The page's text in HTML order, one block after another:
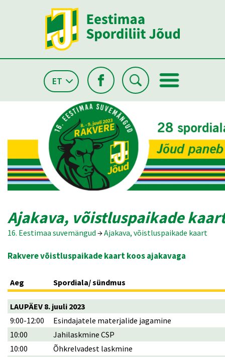
ET
Ajakava, võistluspaikade
16. Eestimaa suvemängud →Ajakava, võistluspaikade kaart
Rakvere võistluspaikade kaart koos ajakavaga
Aeg Spordiala/ sündmus
LAUPÄEV 8. juuli 2023
9:00-12:00
Esindajatele materjalide jagamine
10:00
Jahilaskmine CSP
10:00
Õhkrelvadest laskmine